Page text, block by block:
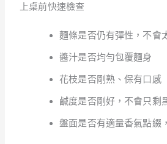
上桌前快速檢查
麵條是否仍有彈性，不會
醬汁是否均勻包覆麵身
花枝是否剛熟、保有口感
鹹度是否剛好，不會只剩
盤面是否有適量香氣點綴